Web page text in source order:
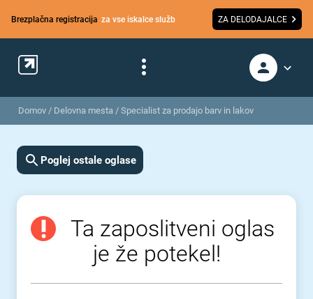
Brezplačna registracija za vse iskalce služb ZA DELODAJALCE
Domov / Delovna mesta / Specialist za prodajo barv in lakov
Poglej ostale oglase
Ta zaposlitveni oglas
je že potekel!